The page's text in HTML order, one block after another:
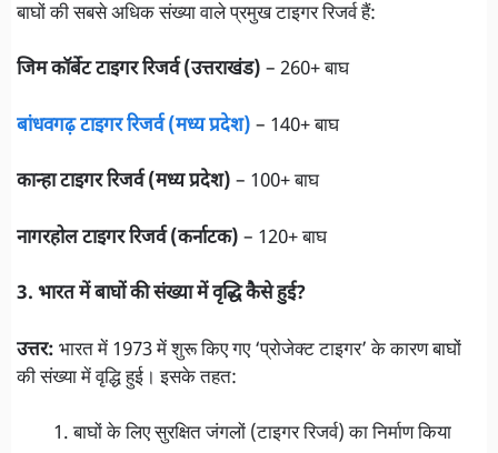
बाघों की सबसे अधिक संख्या वाले प्रमुख टाइगर रिजर्व हैं:
जिम कॉर्बेट टाइगर रिजर्व (उत्तराखंड) – 260+ बाघ
बांधवगढ़ टाइगर रिजर्व (मध्य प्रदेश) – 140+ बाघ
कान्हा टाइगर रिजर्व (मध्य प्रदेश) – 100+ बाघ
नागरहोल टाइगर रिजर्व (कर्नाटक) – 120+ बाघ
3. भारत में बाघों की संख्या में वृद्धि कैसे हुई?
उत्तर: भारत में 1973 में शुरू किए गए ‘प्रोजेक्ट टाइगर’ के कारण बाघों
की संख्या में वृद्धि हुई। इसके तहत:
बाघों के लिए सुरक्षित जंगलों (टाइगर रिजर्व) का निर्माण किया